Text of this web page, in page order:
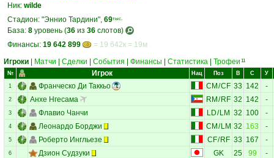
Ник: wilde
Стадион: "Эннио Тардини", 69тыс.
База: 8 уровень (36 из 36 слотов)
Финансы: 19 642 899
= 19 642к = 19м
Игроки
Матчи Сделки События Финансы Статистика Трофеи 11
№ Игрок Нац Поз В С У
1 Франческо Ди Таккьо CM /CF 33 142 -
2 Анхе Нгесама RM / RF 32 142 -
3 Флавио Чанчи LD/ LM 32 100 -
4 Леонардо Борджи CM /LM 32 163 -
5 Роберто Ингльезе CF/RF 33 167 -
6 Дзион Судзуки GK 25 99 -